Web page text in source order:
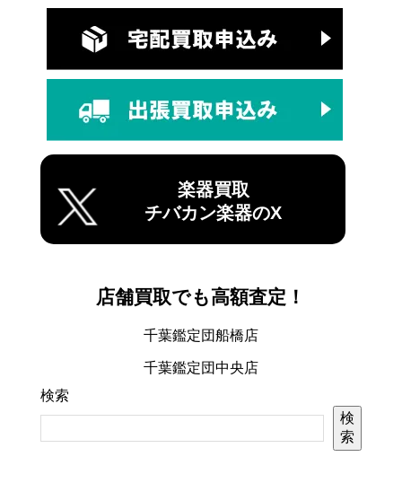
楽器買取
チバカン楽器のX
店舗買取でも高額査定！
千葉鑑定団船橋店
千葉鑑定団中央店
検索
検
索